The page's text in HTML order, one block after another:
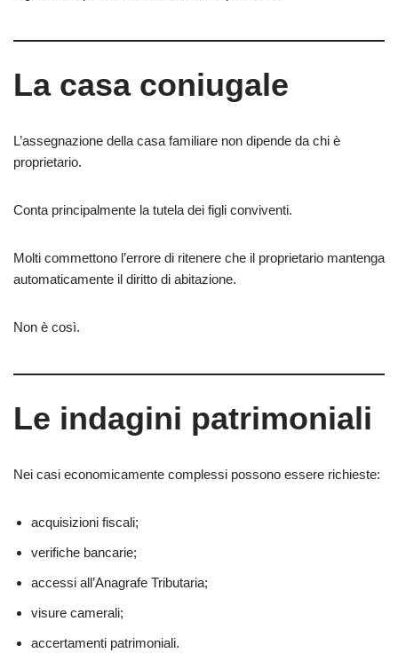
La casa coniugale
L’assegnazione della casa familiare non dipende da chi è
proprietario.
Conta principalmente la tutela dei figli conviventi.
Molti commettono l’errore di ritenere che il proprietario mantenga
automaticamente il diritto di abitazione.
Non è così.
Le indagini patrimoniali
Nei casi economicamente complessi possono essere richieste:
acquisizioni fiscali;
verifiche bancarie;
accessi all’Anagrafe Tributaria;
visure camerali;
accertamenti patrimoniali.